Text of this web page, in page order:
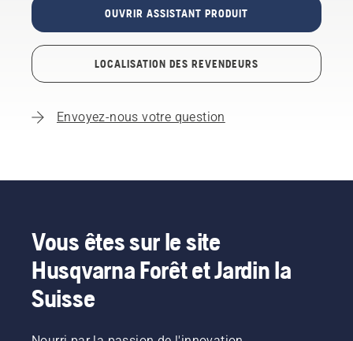
OUVRIR ASSISTANT PRODUIT
LOCALISATION DES REVENDEURS
Envoyez-nous votre question
Vous êtes sur le site
Husqvarna Forêt et Jardin la
Suisse